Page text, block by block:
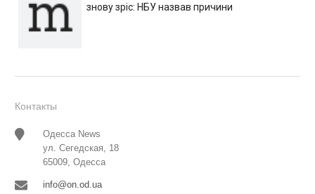
знову зріс: НБУ назвав причини
Контакты
Одесса News
ул. Сегедская, 18
65009, Одесса
info@on.od.ua